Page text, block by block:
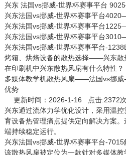
兴东 法国vs挪威-世界杯赛事平台
兴东法国vs挪威-世界杯赛事平台
兴东法国vs挪威-世界杯赛事平台
兴东法国vs挪威-世界杯赛事平台
兴东法国vs挪威-世界杯赛事平台-
烤箱、烘焙设备的散热选择——兴东散
在印刷机中兴东散热风扇有什么特性？
多媒体教学机散热风扇——法国vs挪威
优势
更新时间：2026-1-16 点击:2372次
兴东通过流体力学优化设计，采用温
育设备热管理痛点提供定向解决方案
端持续稳定运行。
兴东法国vs挪威-世界杯赛事平台-
该散热风扇被定位为一款针对多媒体